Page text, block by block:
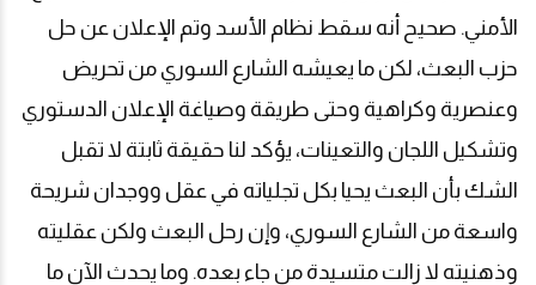
الأمني. صحيح أنه سقط نظام الأسد وتم الإعلان عن حل
حزب البعث، لكن ما يعيشه الشارع السوري من تحريض
وعنصرية وكراهية وحتى طريقة وصياغة الإعلان الدستوري
وتشكيل اللجان والتعينات، يؤكد لنا حقيقة ثابتة لا تقبل
الشك بأن البعث يحيا بكل تجلياته في عقل ووجدان شريحة
واسعة من الشارع السوري، وإن رحل البعث ولكن عقليته
وذهنيته لا زالت متسيدة من جاء بعده. وما يحدث الآن ما